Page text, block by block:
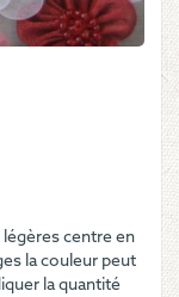
centre en
la couleur peut
la quantité